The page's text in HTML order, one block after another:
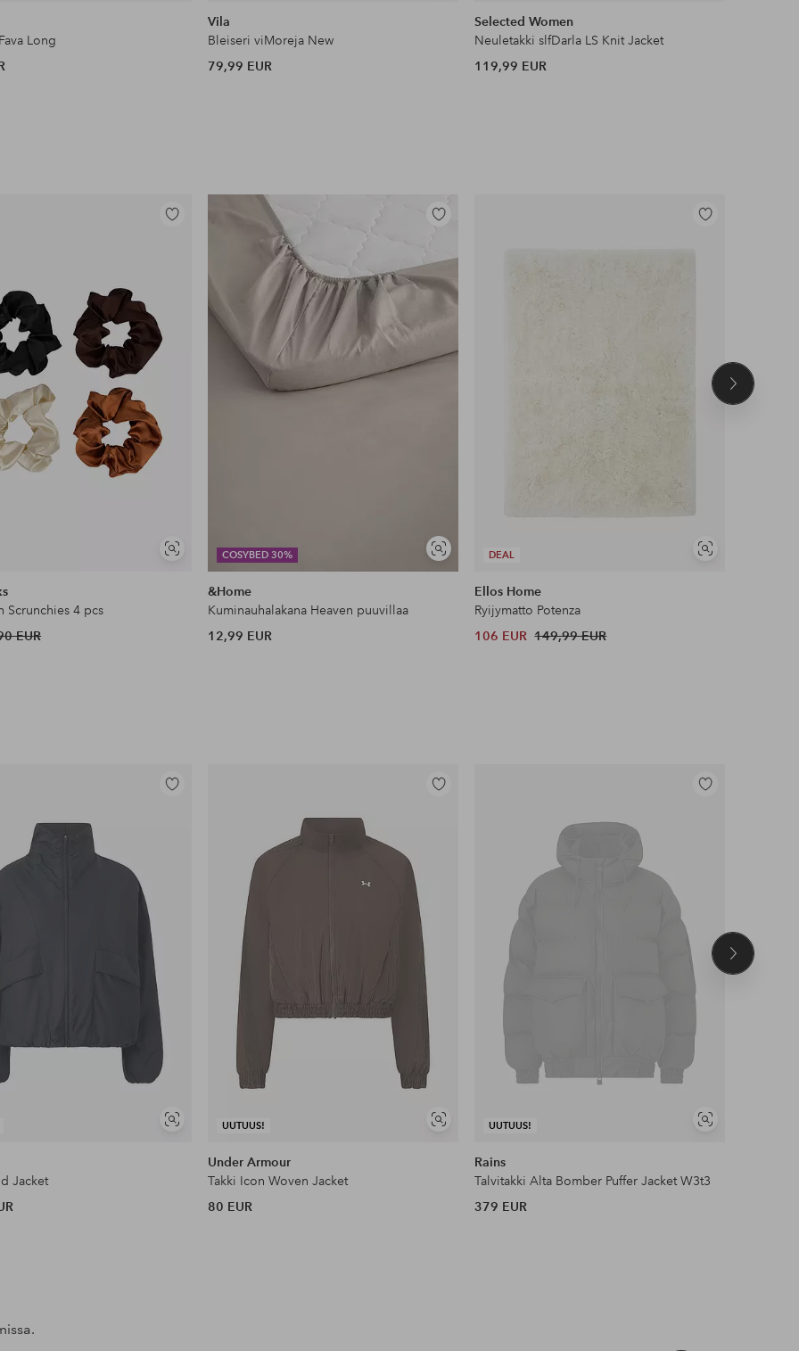
Long
Vila
Bleiseri viMoreja New
79,99 EUR
Selected Women
Neuletakki slfDarla LS Knit Jacket
119,99 EUR
Näytä
samankaltaisia
Lisää
Scrunchies 4 pcs
EUR
COSYBED 30%
Näytä
samankaltaisia
Lisää
&Home
Kuminauhalakana Heaven puuvillaa
12,99 EUR
DEAL
Näytä
Lisää
Ellos Home
Ryijymatto Potenza
106 EUR 149,99 EUR
Seuraava
Näytä
Lisää
Jacket
UUTUUS!
Näytä
Lisää
Under Armour
Takki Icon Woven Jacket
80 EUR
UUTUUS!
Näytä
Lisää
Rains
Talvitakki Alta Bomber Puffer Jacket W3t3
379 EUR
Seuraava